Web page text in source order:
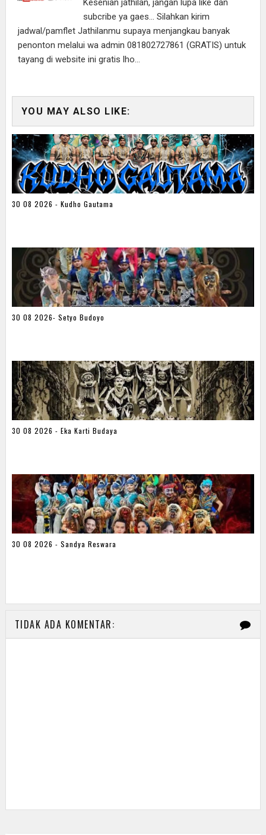
Kesenian jathilan, jangan lupa like dan
subcribe ya gaes... Silahkan kirim
jadwal/pamflet Jathilanmu supaya menjangkau banyak
penonton melalui wa admin 081802727861 (GRATIS) untuk
tayang di website ini gratis lho...
YOU MAY ALSO LIKE:
30 08 2026 - Kudho Gautama
30 08 2026- Setyo Budoyo
30 08 2026 - Eka Karti Budaya
30 08 2026 - Sandya Reswara
TIDAK ADA KOMENTAR: